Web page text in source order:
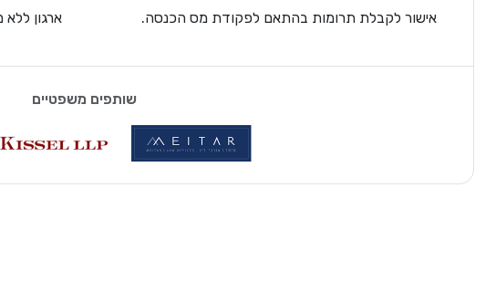
אישור לקבלת תרומות בהתאם לפקודת מס הכנסה.
ארגון ללא
שותפים משפטיים